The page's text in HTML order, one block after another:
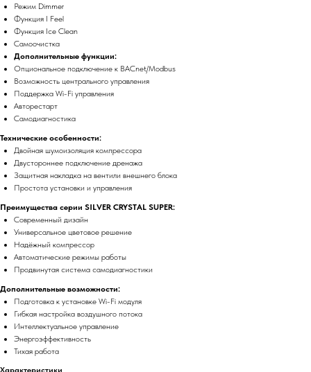
Режим Dimmer
Функция I Feel
Функция Ice Clean
Самоочистка
Дополнительные функции:
Опциональное подключение к BACnet/Modbus
Возможность центрального управления
Поддержка Wi-Fi управления
Авторестарт
Самодиагностика
Технические особенности:
Двойная шумоизоляция компрессора
Двустороннее подключение дренажа
Защитная накладка на вентили внешнего блока
Простота установки и управления
Преимущества серии SILVER CRYSTAL SUPER:
Современный дизайн
Универсальное цветовое решение
Надёжный компрессор
Автоматические режимы работы
Продвинутая система самодиагностики
Дополнительные возможности:
Подготовка к установке Wi-Fi модуля
Гибкая настройка воздушного потока
Интеллектуальное управление
Энергоэффективность
Тихая работа
Характеристики